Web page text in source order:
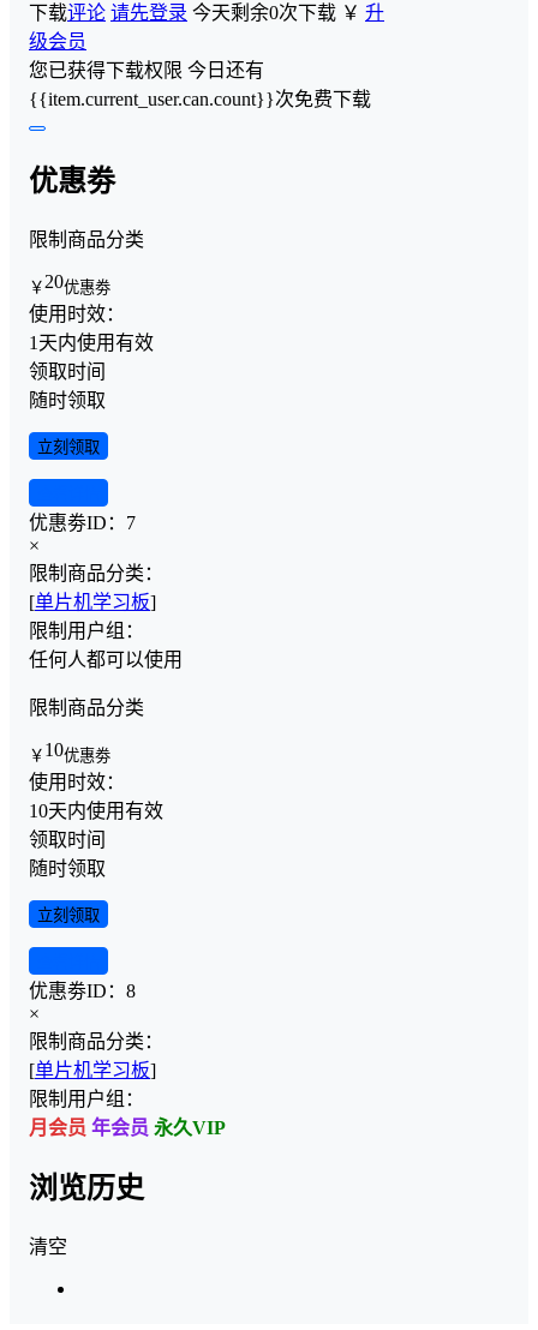
下载评论 请先登录 今天剩余0次下载 ￥ 升
级会员
您已获得下载权限 今日还有
{{item.current_user.can.count}}次免费下载
优惠劵
限制商品分类
￥ 20优惠劵
使用时效：
1天内使用有效
领取时间
随时领取
立刻领取
优惠劵ID： 7
×
限制商品分类：
[单片机学习板]
限制用户组：
任何人都可以使用
限制商品分类
￥ 10优惠劵
使用时效：
10天内使用有效
领取时间
随时领取
立刻领取
优惠劵ID： 8
×
限制商品分类：
[单片机学习板]
限制用户组：
月会员 年会员 永久VIP
浏览历史
清空